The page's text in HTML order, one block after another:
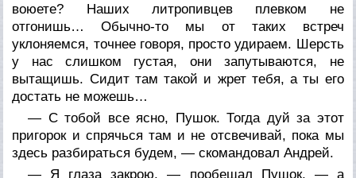
воюете? Наших литропивцев плевком не
отгонишь… Обычно-то мы от таких встреч
уклоняемся, точнее говоря, просто удираем. Шерсть
у нас слишком густая, они запутываются, не
вытащишь. Сидит там такой и жрет тебя, а ты его
достать не можешь…
— С тобой все ясно, Пушок. Тогда дуй за этот
пригорок и спрячься там и не отсвечивай, пока мы
здесь разбираться будем, — скомандовал Андрей.
— Я глаза закрою, — пообещал Пушок, — а